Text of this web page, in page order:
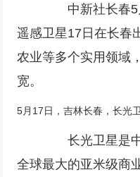
中新社长春5月
遥感卫星17日在长春
农业等多个实用领域
宽。
5月17日，吉林长春，长光
长光卫星是中
全球最大的亚米级商